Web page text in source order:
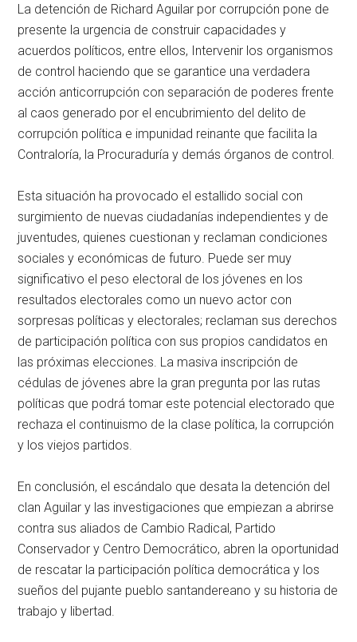
La detención de Richard Aguilar por corrupción pone de
presente la urgencia de construir capacidades y
acuerdos políticos, entre ellos, Intervenir los organismos
de control haciendo que se garantice una verdadera
acción anticorrupción con separación de poderes frente
al caos generado por el encubrimiento del delito de
corrupción política e impunidad reinante que facilita la
Contraloría, la Procuraduría y demás órganos de control.
Esta situación ha provocado el estallido social con
surgimiento de nuevas ciudadanías independientes y de
juventudes, quienes cuestionan y reclaman condiciones
sociales y económicas de futuro. Puede ser muy
significativo el peso electoral de los jóvenes en los
resultados electorales como un nuevo actor con
sorpresas políticas y electorales; reclaman sus derechos
de participación política con sus propios candidatos en
las próximas elecciones. La masiva inscripción de
cédulas de jóvenes abre la gran pregunta por las rutas
políticas que podrá tomar este potencial electorado que
rechaza el continuismo de la clase política, la corrupción
y los viejos partidos.
En conclusión, el escándalo que desata la detención del
clan Aguilar y las investigaciones que empiezan a abrirse
contra sus aliados de Cambio Radical, Partido
Conservador y Centro Democrático, abren la oportunidad
de rescatar la participación política democrática y los
sueños del pujante pueblo santandereano y su historia de
trabajo y libertad.